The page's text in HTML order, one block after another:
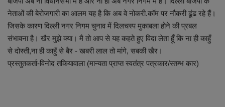
नेताओं की बेरोजगारी का आलम यह है कि अब वे नोकरी.कॉम पर नौकरी ढूंढ रहे हैं।
जिसके कारण दिल्ली नगर निगम चुनाव में दिलचस्प मुकाबला होने की प्रबल
संभावना है। खैर मुझे क्या। मै तो आप से यह कहते हुए विदा लेता हूँ कि ना ही काहुँ
से दोस्ती,ना ही काहुँ से बैर - खबरी लाल तो मांगे, सबकी खैर।
प्रस्तुतकर्ता-विनोद तकियावाला (मान्यता प्राप्त स्वतंत्र पत्रकार/स्तम्भ कार)